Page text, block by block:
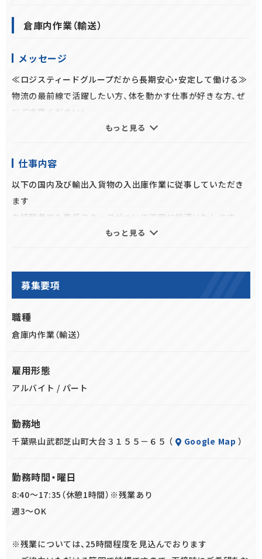
倉庫内作業（輸送）
メッセージ
≪ロジスティードグループだから長期安心・安定して働ける≫
物流の最前線で活躍したい方、体を動かす仕事が好きな方、ぜ
ひご応募ください！
週の勤務日数は3日から5日までお選びいただけます◎
ートを充実させたい、
扶養範囲内で働きたい、などライフスタイルに合わせて働き方
・社員転換制度あり
もっと見る
仕事内容
以下の国内及び輸出入貨物の入出庫作業に従事していただき
ます
未経験者でも専任スタッフがついて丁寧に指導いたします
倉庫に到着した貨物の仕分け作業、検収作業
◆出荷作業
出荷する貨物の検収作業、梱包作業、ラベル貼付作業、パレ
タイズ作業
含みます
もっと見る
募集要項
職種
倉庫内作業（輸送）
雇用形態
アルバイト / パート
勤務地
千葉県山武郡芝山町大台３１５５－６５ （ Google Map ）
勤務時間・曜日
8:40～17:35（休憩1時間）※残業あり
週3～OK
※残業については、25時間程度を見込んでおります